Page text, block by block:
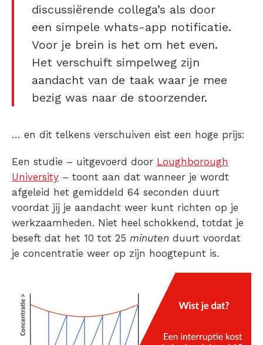
discussiërende collega’s als door
een simpele whats-app notificatie.
Voor je brein is het om het even.
Het verschuift simpelweg zijn
aandacht van de taak waar je mee
bezig was naar de stoorzender.
… en dit telkens verschuiven eist een hoge prijs:
Een studie – uitgevoerd door Loughborough
University – toont aan dat wanneer je wordt
afgeleid het gemiddeld 64 seconden duurt
voordat jij je aandacht weer kunt richten op je
werkzaamheden. Niet heel schokkend, totdat je
beseft dat het 10 tot 25 minuten duurt voordat
je concentratie weer op zijn hoogtepunt is.